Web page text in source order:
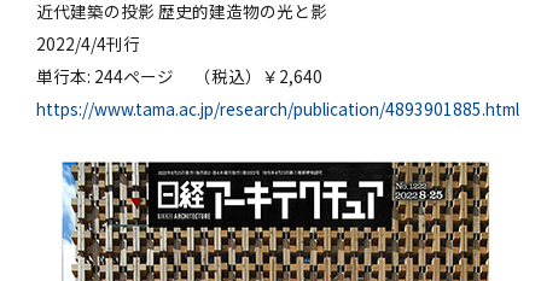
近代建築の投影 歴史的建造物の光と影
2022/4/4刊行
単行本: 244ページ （税込）￥2,640
https://www.tama.ac.jp/research/publication/4893901885.html